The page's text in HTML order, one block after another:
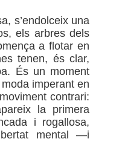
s’endolceix una
els arbres dels
a flotar en
tenen, és clar,
És un moment
imperant en
contrari:
la primera
i rogallosa,
mental —i